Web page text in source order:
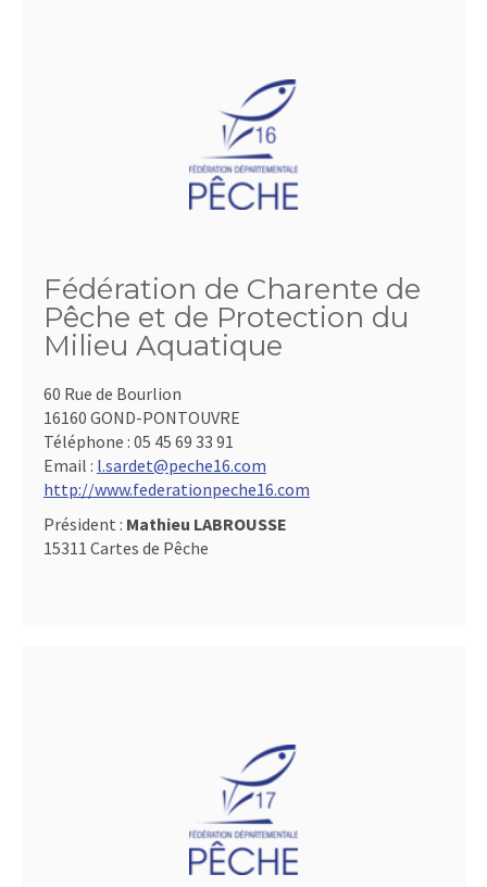
Fédération de Charente de
Pêche et de Protection du
Milieu Aquatique
60 Rue de Bourlion
16160 GOND-PONTOUVRE
Téléphone : 05 45 69 33 91
Email : l.sardet@peche16.com
http://www.federationpeche16.com
Président : Mathieu LABROUSSE
15311 Cartes de Pêche